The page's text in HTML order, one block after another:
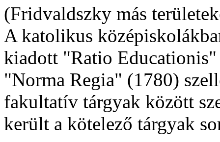
(Fridvaldszky más
A katolikus
kiadott "Ratio Educationis"
"Norma Regia" (1780)
fakultatív tárgyak között
került a kötelező tárgyak